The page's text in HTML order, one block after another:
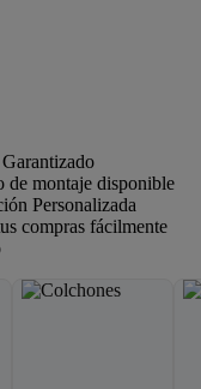
de montaje disponible
Personalizada
compras fácilmente